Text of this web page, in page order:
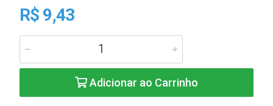
R$ 9,43
Adicionar ao Carrinho